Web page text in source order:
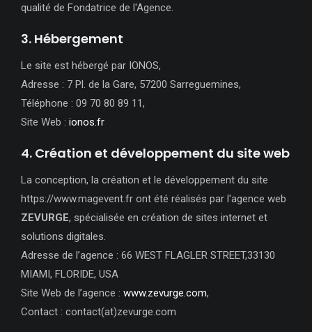
qualité de Fondatrice de l'Agence.
3. Hébergement
Le site est hébergé par IONOS,
Adresse : 7 Pl. de la Gare, 57200 Sarreguemines,
Téléphone : 09 70 80 89 11,
Site Web : ionos.fr
4. Création et développement du site web
La conception, la création et le développement du site
https://www.magevent.fr ont été réalisés par l'agence web
ZEVURGE, spécialisée en création de sites internet et
solutions digitales.
Adresse de l’agence : 66 WEST FLAGLER STREET,33130
MIAMI, FLORIDE, USA
Site Web de l’agence : www.zevurge.com,
Contact : contact(at)zevurge.com